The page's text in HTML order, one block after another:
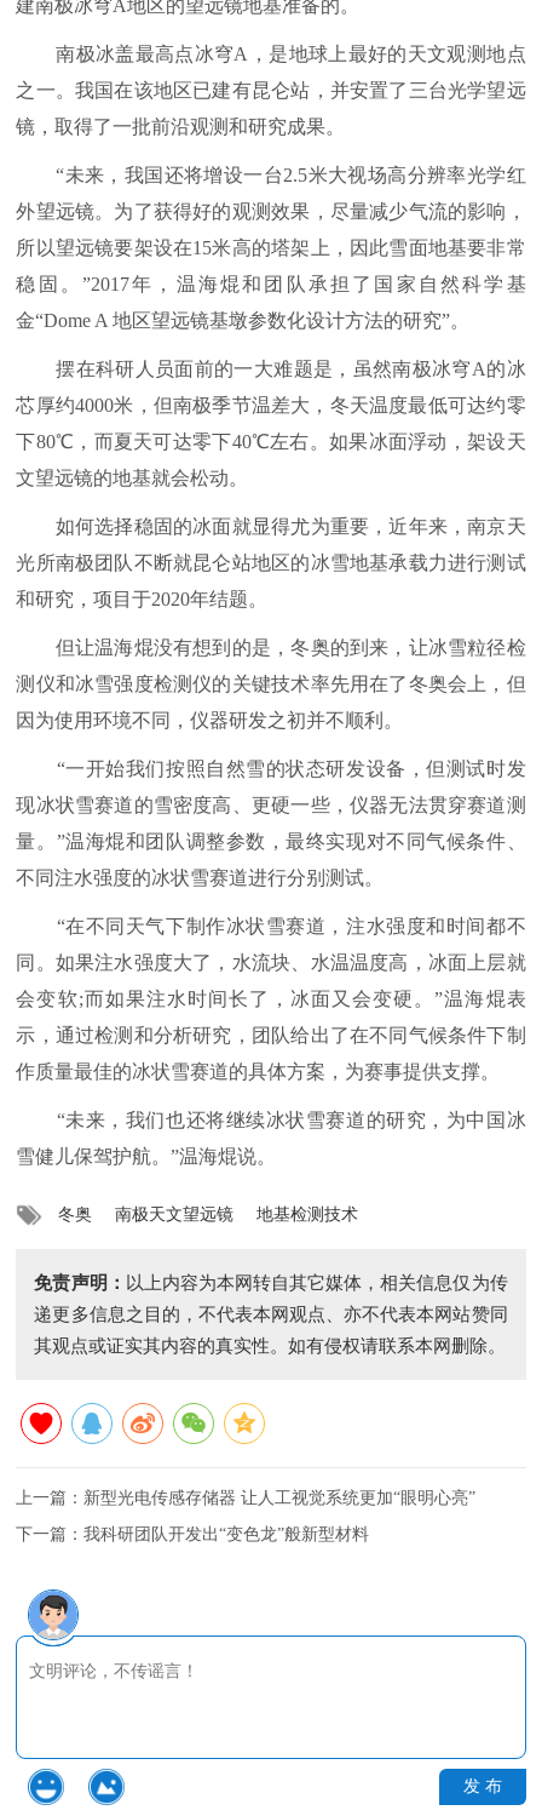
建南极冰穹A地区的望远镜地基准备的。
南极冰盖最高点冰穹A，是地球上最好的天文观测地点
之一。我国在该地区已建有昆仑站，并安置了三台光学望远
镜，取得了一批前沿观测和研究成果。
“未来，我国还将增设一台2.5米大视场高分辨率光学红
外望远镜。为了获得好的观测效果，尽量减少气流的影响，
所以望远镜要架设在15米高的塔架上，因此雪面地基要非常
稳固。”2017年，温海焜和团队承担了国家自然科学基
金“Dome A 地区望远镜基墩参数化设计方法的研究”。
摆在科研人员面前的一大难题是，虽然南极冰穹A的冰
芯厚约4000米，但南极季节温差大，冬天温度最低可达约零
下80℃，而夏天可达零下40℃左右。如果冰面浮动，架设天
文望远镜的地基就会松动。
如何选择稳固的冰面就显得尤为重要，近年来，南京天
光所南极团队不断就昆仑站地区的冰雪地基承载力进行测试
和研究，项目于2020年结题。
但让温海焜没有想到的是，冬奥的到来，让冰雪粒径检
测仪和冰雪强度检测仪的关键技术率先用在了冬奥会上，但
因为使用环境不同，仪器研发之初并不顺利。
“一开始我们按照自然雪的状态研发设备，但测试时发
现冰状雪赛道的雪密度高、更硬一些，仪器无法贯穿赛道测
量。”温海焜和团队调整参数，最终实现对不同气候条件、
不同注水强度的冰状雪赛道进行分别测试。
“在不同天气下制作冰状雪赛道，注水强度和时间都不
同。如果注水强度大了，水流块、水温温度高，冰面上层就
会变软;而如果注水时间长了，冰面又会变硬。”温海焜表
示，通过检测和分析研究，团队给出了在不同气候条件下制
作质量最佳的冰状雪赛道的具体方案，为赛事提供支撑。
“未来，我们也还将继续冰状雪赛道的研究，为中国冰
雪健儿保驾护航。”温海焜说。
冬奥 南极天文望远镜 地基检测技术
免责声明： 以上内容为本网转自其它媒体，相关信息仅为传
递更多信息之目的，不代表本网观点、亦不代表本网站赞同
其观点或证实其内容的真实性。如有侵权请联系本网删除。
上一篇： 新型光电传感存储器 让人工视觉系统更加“眼明心亮”
下一篇：我科研团队开发出“变色龙”般新型材料
发 布